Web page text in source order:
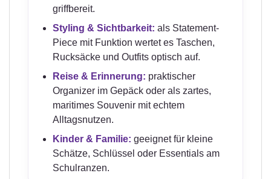
griffbereit.
Styling & Sichtbarkeit: als Statement-
Piece mit Funktion wertet es Taschen,
Rucksäcke und Outfits optisch auf.
Reise & Erinnerung: praktischer
Organizer im Gepäck oder als zartes,
maritimes Souvenir mit echtem
Alltagsnutzen.
Kinder & Familie: geeignet für kleine
Schätze, Schlüssel oder Essentials am
Schulranzen.